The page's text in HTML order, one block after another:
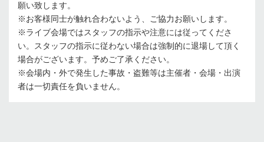
願い致します。
※お客様同士が触れ合わないよう、ご協力お願いします。
※ライブ会場ではスタッフの指示や注意には従ってくださ
い。スタッフの指示に従わない場合は強制的に退場して頂く
場合がございます。予めご了承ください。
※会場内・外で発生した事故・盗難等は主催者・会場・出演
者は一切責任を負いません。